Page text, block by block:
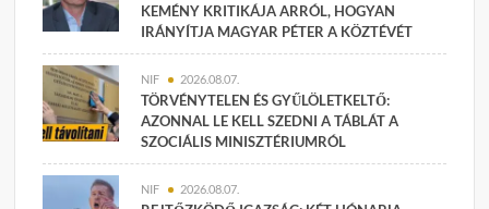
KEMÉNY KRITIKÁJA ARRÓL, HOGYAN
IRÁNYÍTJA MAGYAR PÉTER A KÖZTÉVÉT
NIF 2026.08.07.
TÖRVÉNYTELEN ÉS GYŰLÖLETKELTŐ:
AZONNAL LE KELL SZEDNI A TÁBLÁT A
SZOCIÁLIS MINISZTÉRIUMRÓL
NIF 2026.08.07.